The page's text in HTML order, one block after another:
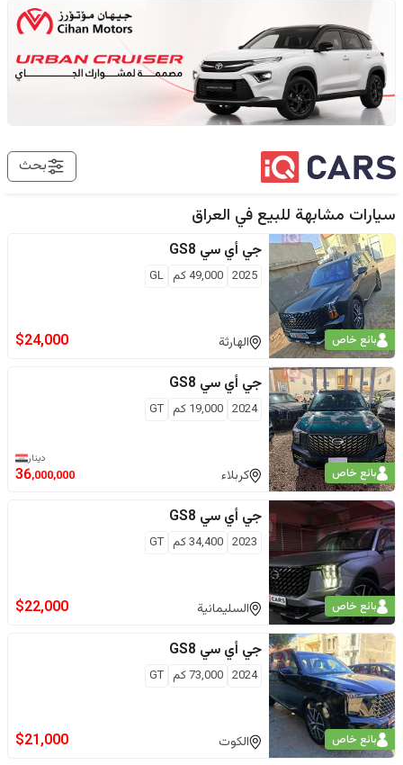
بحث
سيارات مشابهة للبيع في العراق
بائع خاص
جي أي سي GS8
2025
49,000كم GL
الهارثة $24,000
بائع خاص
جي أي سي GS8
2024
19,000 كم GT
كربلاء
دينار
36,000,000
بائع خاص
جي أي سي GS8
2023
34,400كم GT
السليمانية $22,000
بائع خاص
جي أي سي GS8
2024
73,000كم GT
الكوت $21,000